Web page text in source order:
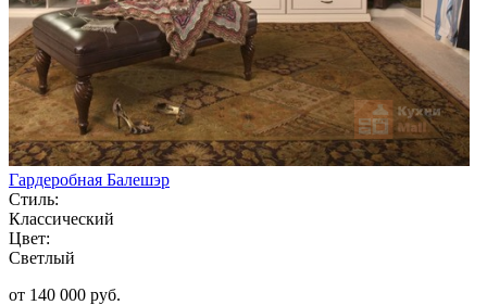
Гардеробная Балешэр
Стиль:
Классический
Цвет:
Светлый
от 140 000 руб.